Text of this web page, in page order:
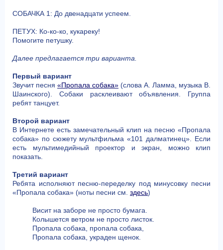
СОБАЧКА 1: До двенадцати успеем.
ПЕТУХ: Ко-ко-ко, кукареку!
Помогите петушку.
Далее предлагается три варианта.
Первый вариант
Звучит песня «Пропала собака» (слова А. Ламма, музыка В.
Шаинского). Собаки расклеивают объявления. Группа
ребят танцует.
Второй вариант
В Интернете есть замечательный клип на песню «Пропала
собака» по сюжету мультфильма «101 далматинец». Если
есть мультимедийный проектор и экран, можно клип
показать.
Третий вариант
Ребята исполняют песню-переделку под минусовку песни
«Пропала собака» (ноты песни см. здесь)
Висит на заборе не просто бумага.
Колышется ветром не просто листок.
Пропала собака, пропала собака,
Пропала собака, украден щенок.